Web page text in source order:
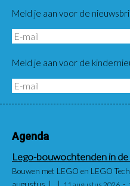
Meld je aan voor de
Meld je aan voor de
Agenda
Lego-bouwochtenden in
Bouwen met LEGO en LEGO
augustus